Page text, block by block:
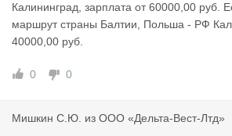
Калининград, зарплата от 60000,00 руб.
маршрут страны Балтии, Польша - РФ
40000,00 руб.
0 0
Мишкин С.Ю из ООО «Дельта-Вест-Лтд»